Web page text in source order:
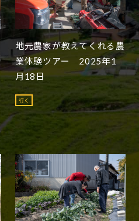
地元農家が教えてくれる農
業体験ツアー 2025年1
月18日
行く